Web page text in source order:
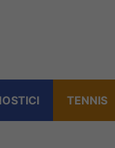
TENNIS